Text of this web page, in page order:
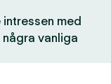
med
vanliga